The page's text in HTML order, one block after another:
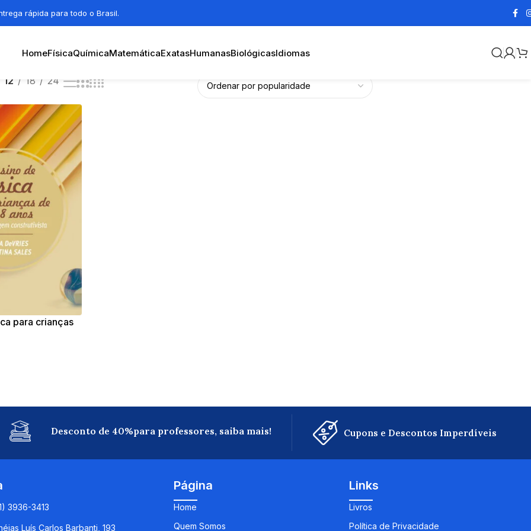
rápida para todo o Brasil.
HomeFísicaQuímicaMatemáticaExatasHumanasBiológicasIdiomas
12 18 24
para crianças
Desconto de 40%para professores, saiba mais! Cupons e Descontos Imperdíveis
3936-3413
Luís Carlos Barbanti, 193
Página
Home
Quem Somos
Links
Livros
Política de Privacidade